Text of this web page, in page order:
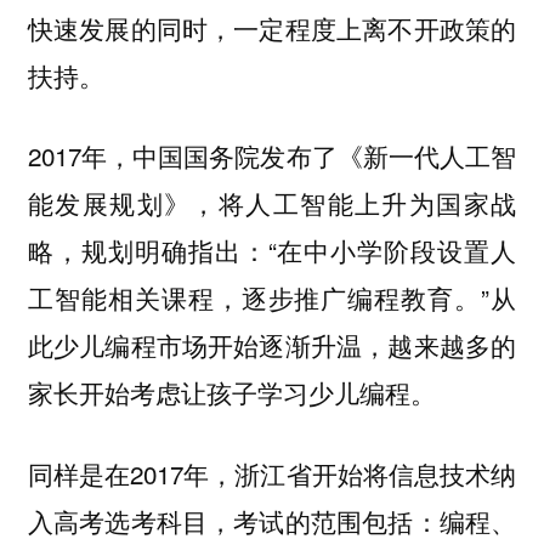
快速发展的同时，一定程度上离不开政策的
扶持。
2017年，中国国务院发布了《新一代人工智
能发展规划》，将人工智能上升为国家战
略，规划明确指出：“在中小学阶段设置人
工智能相关课程，逐步推广编程教育。”从
此少儿编程市场开始逐渐升温，越来越多的
家长开始考虑让孩子学习少儿编程。
同样是在2017年，浙江省开始将信息技术纳
入高考选考科目，考试的范围包括：编程、